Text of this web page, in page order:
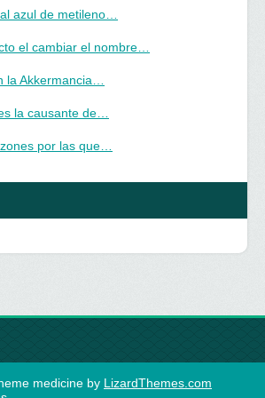
azul de metileno…
el cambiar el nombre…
la Akkermancia…
la causante de…
por las que…
medicine by LizardThemes.com